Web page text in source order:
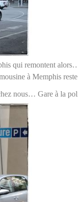
qui remontent
à Memphis
nous… Gare à la